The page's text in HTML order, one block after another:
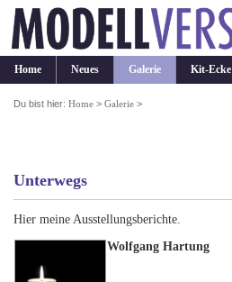
Home Neues Galerie Kit-Ecke
Du bist hier:Home >Galerie >
Unterwegs
Hier meine Ausstellungsberichte.
Wolfgang Hartung